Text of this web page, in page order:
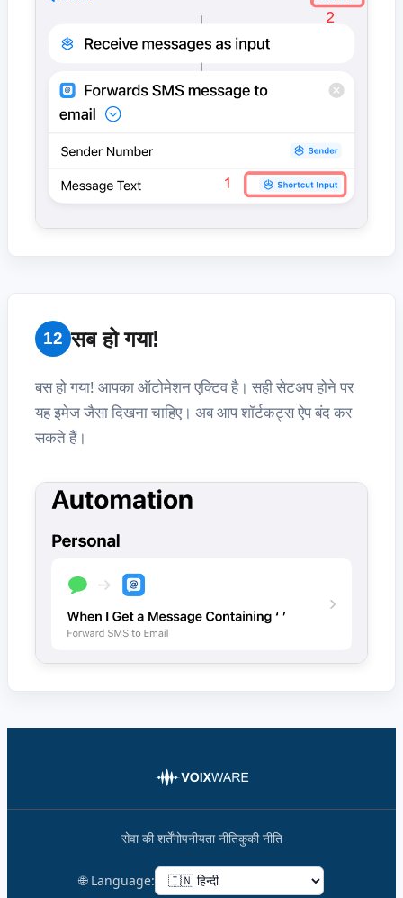
12 सब हो गया!
बस हो गया! आपका ऑटोमेशन एक्टिव है। सही सेटअप होने पर
यह इमेज जैसा दिखना चाहिए। अब आप शॉर्टकट्स ऐप बंद कर
सकते हैं।
सेवा की शर्तेंगोपनीयता नीतिकुकी नीति
🌐 Language: